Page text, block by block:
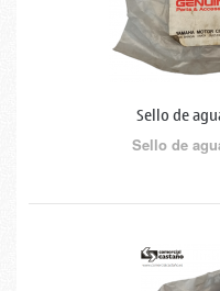
Sello de
Sello de